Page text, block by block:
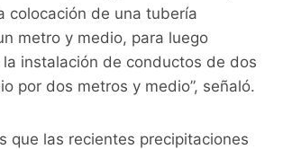
colocación de una tubería
metro y medio, para luego
instalación de conductos de dos
por dos metros y medio”, señaló.
que las recientes precipitaciones